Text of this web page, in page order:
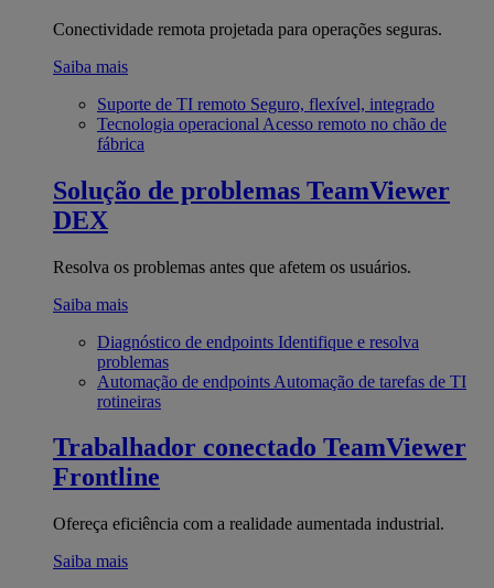
Conectividade remota projetada para operações seguras.
Saiba mais
Suporte de TI remoto Seguro, flexível, integrado
Tecnologia operacional Acesso remoto no chão de
fábrica
Solução de problemas TeamViewer
DEX
Resolva os problemas antes que afetem os usuários.
Saiba mais
Diagnóstico de endpoints Identifique e resolva
problemas
Automação de endpoints Automação de tarefas de TI
rotineiras
Trabalhador conectado TeamViewer
Frontline
Ofereça eficiência com a realidade aumentada industrial.
Saiba mais